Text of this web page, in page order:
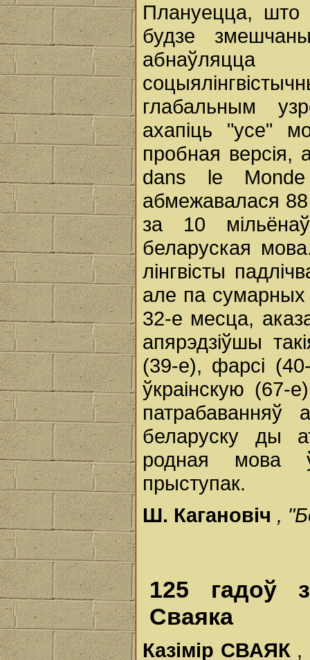
Плануецца, што
будзе
глабальным
ахапіць "усе"
пробная версія,
dans le
абмежавалася
за 10
беларуская
лінгвісты
але па сумарных
32-е месца,
апярэдзіўшы
(39-е), фарсі
ўкраінскую (67-
беларуску ды
родная мова
прыступак.
Ш. Кагановіч ,
125 гадоў
Сваяка
Казімір СВАЯК ,